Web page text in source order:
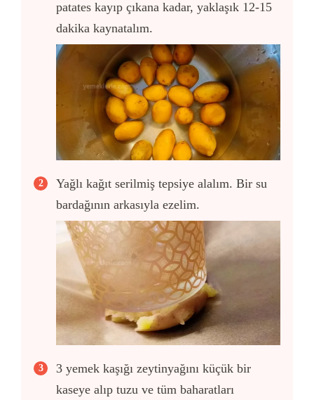
patates kayıp çıkana kadar, yaklaşık 12-15
dakika kaynatalım.
Yağlı kağıt serilmiş tepsiye alalım. Bir su
bardağının arkasıyla ezelim.
3 yemek kaşığı zeytinyağını küçük bir
kaseye alıp tuzu ve tüm baharatları